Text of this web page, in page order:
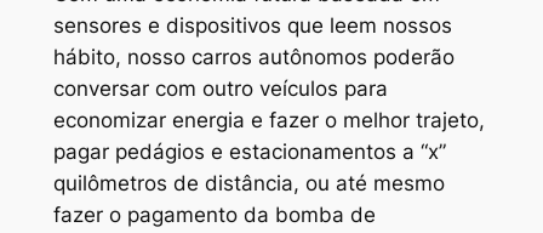
sensores e dispositivos que leem nossos
hábito, nosso carros autônomos poderão
conversar com outro veículos para
economizar energia e fazer o melhor trajeto,
pagar pedágios e estacionamentos a “x”
quilômetros de distância, ou até mesmo
fazer o pagamento da bomba de